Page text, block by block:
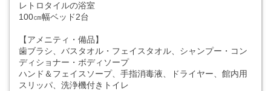
レトロタイルの浴室
100㎝幅ベッド2台
【アメニティ・備品】
歯ブラシ、バスタオル・フェイスタオル、シャンプー・コン
ディショナー・ボディソープ
ハンド＆フェイスソープ、手指消毒液、ドライヤー、館内用
スリッパ、洗浄機付きトイレ